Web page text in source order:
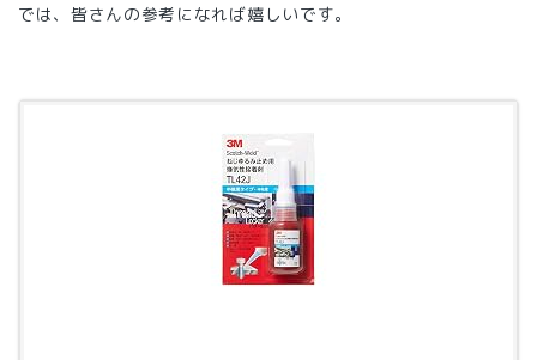
では、皆さんの参考になれば嬉しいです。